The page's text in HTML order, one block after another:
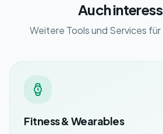
Auch
Weitere Tools und Services
Fitness & Wearables